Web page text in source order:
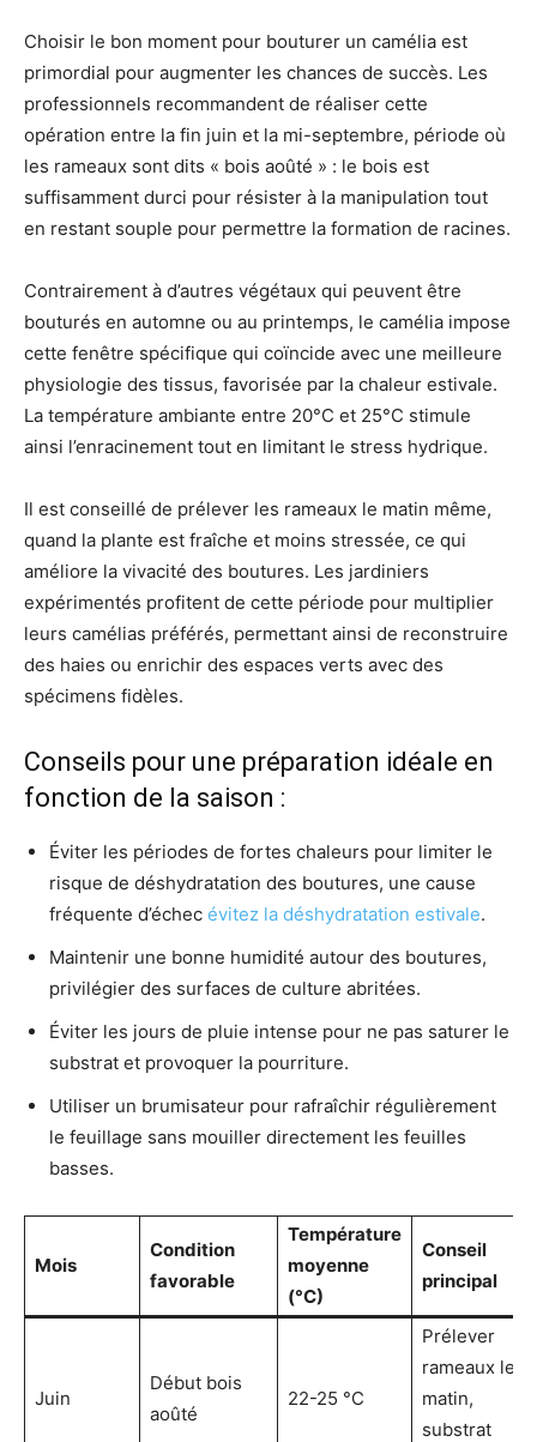
Choisir le bon moment pour bouturer un camélia est
primordial pour augmenter les chances de succès. Les
professionnels recommandent de réaliser cette
opération entre la fin juin et la mi-septembre, période où
les rameaux sont dits « bois aoûté » : le bois est
suffisamment durci pour résister à la manipulation tout
en restant souple pour permettre la formation de racines.
Contrairement à d’autres végétaux qui peuvent être
bouturés en automne ou au printemps, le camélia impose
cette fenêtre spécifique qui coïncide avec une meilleure
physiologie des tissus, favorisée par la chaleur estivale.
La température ambiante entre 20°C et 25°C stimule
ainsi l’enracinement tout en limitant le stress hydrique.
Il est conseillé de prélever les rameaux le matin même,
quand la plante est fraîche et moins stressée, ce qui
améliore la vivacité des boutures. Les jardiniers
expérimentés profitent de cette période pour multiplier
leurs camélias préférés, permettant ainsi de reconstruire
des haies ou enrichir des espaces verts avec des
spécimens fidèles.
Conseils pour une préparation idéale en
fonction de la saison :
Éviter les périodes de fortes chaleurs pour limiter le
risque de déshydratation des boutures, une cause
fréquente d’échec évitez la déshydratation estivale.
Maintenir une bonne humidité autour des boutures,
privilégier des surfaces de culture abritées.
Éviter les jours de pluie intense pour ne pas saturer le
substrat et provoquer la pourriture.
Utiliser un brumisateur pour rafraîchir régulièrement
le feuillage sans mouiller directement les feuilles
basses.
Mois
Condition
favorable
Température
moyenne
(°C)
Conseil
principal
Juin
Début bois
aoûté
22-25 °C
Prélever
rameaux le
matin,
substrat